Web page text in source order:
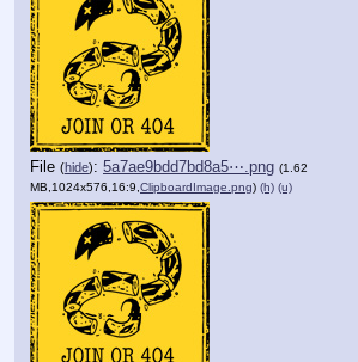
File (hide): 5a7ae9bdd7bd8a5⋯.png (1.62
MB,1024x576,16:9, ClipboardImage.png) (h) (u)